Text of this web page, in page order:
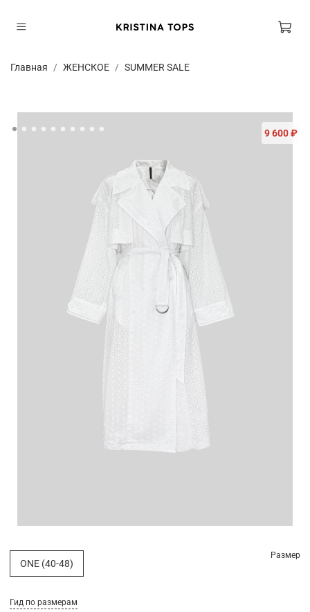
Главная ЖЕНСКОЕ SUMMER SALE
9 600 ₽
Гид по размерам
Размер
ONE (40-48)